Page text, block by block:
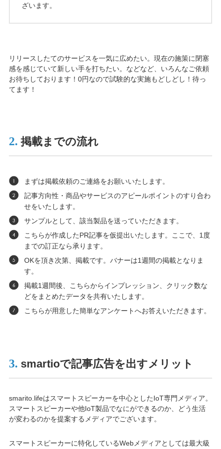
ざいます。
リリースしたてのサービスを一気に広めたい。現在の施策に閉塞
感を感じていて新しい手を打ちたい。などなど、いろんなご依頼
お待ちしております！0円なので試験的な実施もどしどし！待っ
てます！
2. 掲載までの流れ
まずは掲載依頼のご連絡をお願いいたします。
記事方向性・商品やサービスのアピールポイントのすり合わ
せをいたします。
サンプルとして、該当製品を送っていただきます。
こちらが作成したPR記事を仮提出いたします。ここで、1度
までの訂正なら承ります。
OKを頂き次第、掲載です。バナーは1週間の掲載となりま
す。
掲載1週間後、こちらからインプレッション、クリック数な
どをまとめたデータを共有いたします。
こちらが用意した簡単なアンケートへお答えいただきます。
3. smartioで記事広告を出すメリット
smarito.lifeはスマートスピーカーを中心としたIoT専門メディア。
スマートスピーカーや他IoT製品でなにができるのか、どう生活
が変わるのかを提案するメディアでございます。
スマートスピーカーに特化しているWebメディアとしては最大級